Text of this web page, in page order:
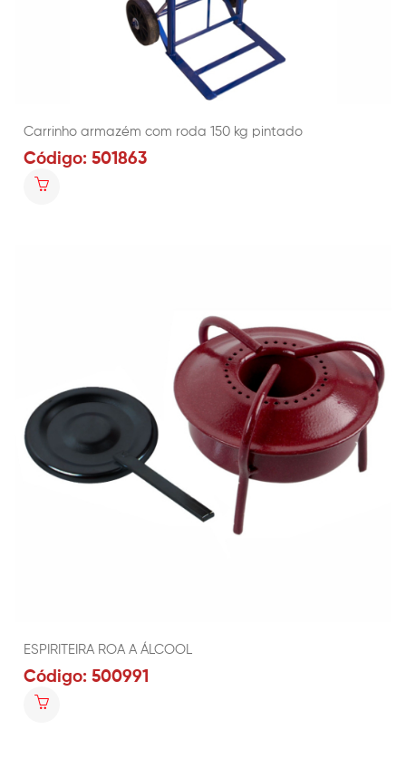
Carrinho armazém com roda 150 kg pintado
Código: 501863
ESPIRITEIRA ROA A ÁLCOOL
Código: 500991